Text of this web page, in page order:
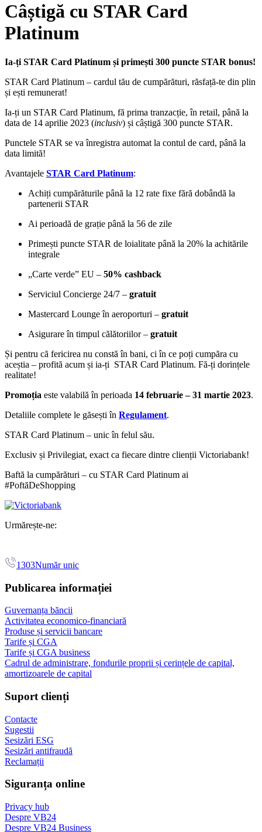
Câștigă cu STAR Card
Platinum
Ia-ți STAR Card Platinum și primești 300 puncte STAR bonus!
STAR Card Platinum – cardul tău de cumpărături, răsfață-te din plin
și ești remunerat!
Ia-ți un STAR Card Platinum, fă prima tranzacție, în retail, până la
data de 14 aprilie 2023 (inclusiv) și câștigă 300 puncte STAR.
Punctele STAR se va înregistra automat la contul de card, până la
data limită!
Avantajele STAR Card Platinum:
Achiți cumpărăturile până la 12 rate fixe fără dobândă la
partenerii STAR
Ai perioadă de grație până la 56 de zile
Primești puncte STAR de loialitate până la 20% la achitările
integrale
„Carte verde” EU – 50% cashback
Serviciul Concierge 24/7 – gratuit
Mastercard Lounge în aeroporturi – gratuit
Asigurare în timpul călătoriilor – gratuit
Și pentru că fericirea nu constă în bani, ci în ce poți cumpăra cu
aceștia – profită acum și ia-ți STAR Card Platinum. Fă-ți dorințele
realitate!
Promoția este valabilă în perioada 14 februarie – 31 martie 2023.
Detaliile complete le găsești în Regulament.
STAR Card Platinum – unic în felul său.
Exclusiv și Privilegiat, exact ca fiecare dintre clienții Victoriabank!
Baftă la cumpărături – cu STAR Card Platinum ai
#PoftăDeShopping
Urmărește-ne:
1303Număr unic
Publicarea informației
Guvernanța băncii
Activitatea economico-financiară
Produse și servicii bancare
Tarife și CGA
Tarife și CGA business
Cadrul de administrare, fondurile proprii și cerințele de capital,
amortizoarele de capital
Suport clienți
Contacte
Sugestii
Sesizări ESG
Sesizări antifraudă
Reclamații
Siguranța online
Privacy hub
Despre VB24
Despre VB24 Business